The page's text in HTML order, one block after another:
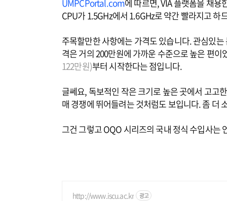
UMPCPortal.com에 따르면, VIA 플랫폼을 채
CPU가 1.5GHz에서 1.6GHz로 약간 빨라지고
주목할만한 사항에는 가격도 있습니다. 관심있
격은 거의 200만원에 가까운 수준으로 높은 편
122만원)부터 시작한다는 점입니다.
글쎄요, 독보적인 작은 크기로 높은 곳에서 고고
매 경쟁에 뛰어들려는 것처럼도 보입니다. 좀 더
그건 그렇고 OQO 시리즈의 국내 정식 수입사는
http://www.iscu.ac.kr 광고